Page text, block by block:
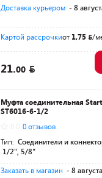
Доставка курьером - 8
Картой рассрочкиот 1,75 /
21.00
Муфта соединительная
ST6016-6-1/2
0 отзывов
Тип: Соединители и
1/2", 5/8"
Заказать в магазин - 8 августа